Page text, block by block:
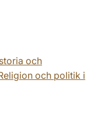
och
och politik i